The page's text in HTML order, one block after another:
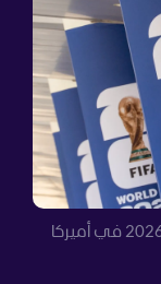
تحديات لوجيستية ومناخية تواجه كأس العالم 2026 في أميركا